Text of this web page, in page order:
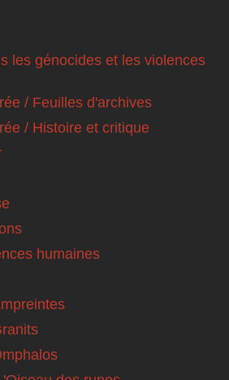
les génocides et les violences
/ Feuilles d'archives
/ Histoire et critique
humaines